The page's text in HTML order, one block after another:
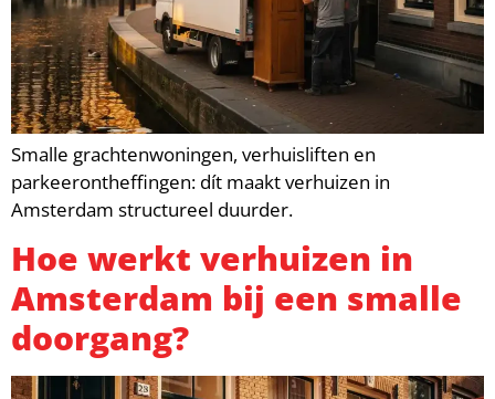
Smalle grachtenwoningen, verhuisliften en
parkeerontheffingen: dít maakt verhuizen in
Amsterdam structureel duurder.
Hoe werkt verhuizen in
Amsterdam bij een smalle
doorgang?